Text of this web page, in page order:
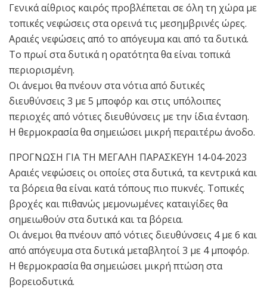
Γενικά αίθριος καιρός προβλέπεται σε όλη τη χώρα με
τοπικές νεφώσεις στα ορεινά τις μεσημβρινές ώρες.
Αραιές νεφώσεις από το απόγευμα και από τα δυτικά.
Το πρωί στα δυτικά η ορατότητα θα είναι τοπικά
περιορισμένη.
Οι άνεμοι θα πνέουν στα νότια από δυτικές
διευθύνσεις 3 με 5 μποφόρ και στις υπόλοιπες
περιοχές από νότιες διευθύνσεις με την ίδια ένταση.
Η θερμοκρασία θα σημειώσει μικρή περαιτέρω άνοδο.
ΠΡΟΓΝΩΣΗ ΓΙΑ ΤΗ ΜΕΓΑΛΗ ΠΑΡΑΣΚΕΥΗ 14-04-2023
Αραιές νεφώσεις οι οποίες στα δυτικά, τα κεντρικά και
τα βόρεια θα είναι κατά τόπους πιο πυκνές. Τοπικές
βροχές και πιθανώς μεμονωμένες καταιγίδες θα
σημειωθούν στα δυτικά και τα βόρεια.
Οι άνεμοι θα πνέουν από νότιες διευθύνσεις 4 με 6 και
από απόγευμα στα δυτικά μεταβλητοί 3 με 4 μποφόρ.
Η θερμοκρασία θα σημειώσει μικρή πτώση στα
βορειοδυτικά.